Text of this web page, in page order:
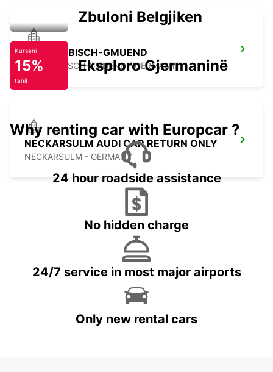
SCHWAEBISCH-GMUEND
SCHWAEBISCH-GMUEND - GERMANY
NECKARSULM AUDI CAR RETURN ONLY
NECKARSULM - GERMANY
Zbuloni Belgjiken
Kurseni
15%
tani!
Eksploro Gjermaninë
Why renting car with Europcar ?
24 hour roadside assistance
No hidden charge
24/7 service in most major airports
Only new rental cars